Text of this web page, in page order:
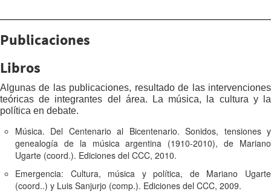
Publicaciones
Libros
Algunas de las publicaciones, resultado de las intervenciones
teóricas de integrantes del área. La música, la cultura y la
política en debate.
Música. Del Centenario al Bicentenario. Sonidos, tensiones y
genealogía de la música argentina (1910-2010), de Mariano
Ugarte (coord.). Ediciones del CCC, 2010.
Emergencia: Cultura, música y política, de Mariano Ugarte
(coord..) y Luis Sanjurjo (comp.). Ediciones del CCC, 2009.